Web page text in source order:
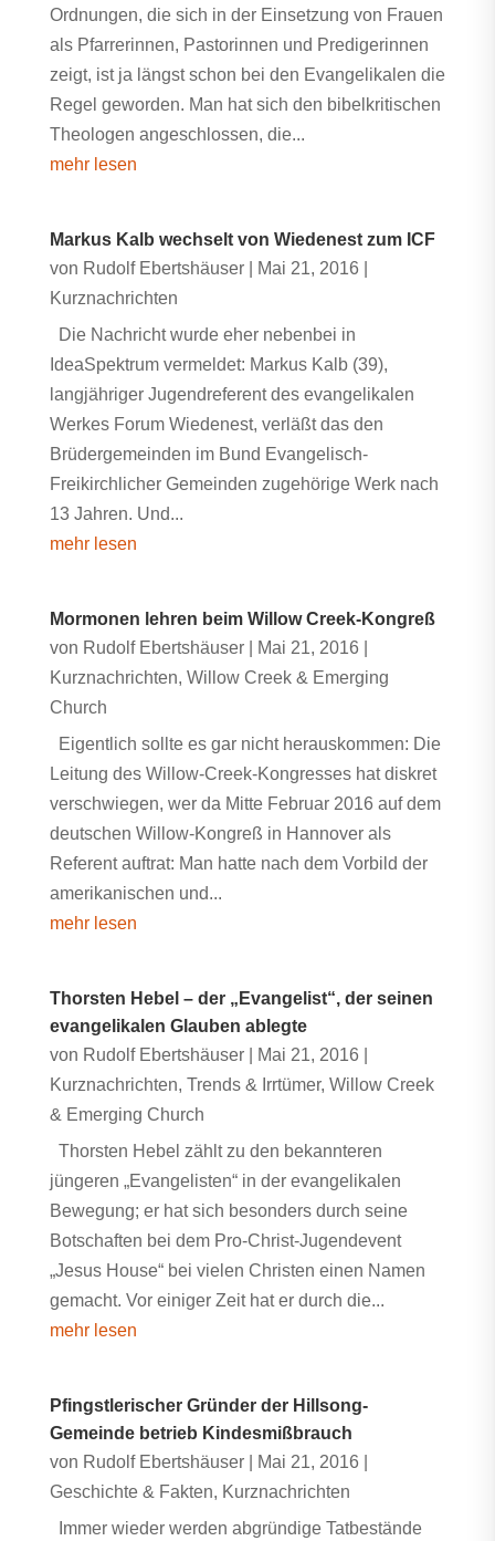
Ordnungen, die sich in der Einsetzung von Frauen
als Pfarrerinnen, Pastorinnen und Predigerinnen
zeigt, ist ja längst schon bei den Evangelikalen die
Regel geworden. Man hat sich den bibelkritischen
Theologen angeschlossen, die...
mehr lesen
Markus Kalb wechselt von Wiedenest zum ICF
von Rudolf Ebertshäuser| Mai 21, 2016
Kurznachrichten
Die Nachricht wurde eher nebenbei in
IdeaSpektrum vermeldet: Markus Kalb (39),
langjähriger Jugendreferent des evangelikalen
Werkes Forum Wiedenest, verläßt das den
Brüdergemeinden im Bund Evangelisch-
Freikirchlicher Gemeinden zugehörige Werk nach
13 Jahren. Und...
mehr lesen
Mormonen lehren beim Willow Creek-Kongreß
von Rudolf Ebertshäuser| Mai 21, 2016
Kurznachrichten, Willow Creek & Emerging
Church
Eigentlich sollte es gar nicht herauskommen: Die
Leitung des Willow-Creek-Kongresses hat diskret
verschwiegen, wer da Mitte Februar 2016 auf dem
deutschen Willow-Kongreß in Hannover als
Referent auftrat: Man hatte nach dem Vorbild der
amerikanischen und...
mehr lesen
Thorsten Hebel – der „Evangelist“, der seinen
evangelikalen Glauben ablegte
von Rudolf Ebertshäuser| Mai 21, 2016
Kurznachrichten, Trends & Irrtümer, Willow Creek
& Emerging Church
Thorsten Hebel zählt zu den bekannteren
jüngeren „Evangelisten“ in der evangelikalen
Bewegung; er hat sich besonders durch seine
Botschaften bei dem Pro-Christ-Jugendevent
„Jesus House“ bei vielen Christen einen Namen
gemacht. Vor einiger Zeit hat er durch die...
mehr lesen
Pfingstlerischer Gründer der Hillsong-
Gemeinde betrieb Kindesmißbrauch
von Rudolf Ebertshäuser| Mai 21, 2016
Geschichte & Fakten, Kurznachrichten
Immer wieder werden abgründige Tatbestände